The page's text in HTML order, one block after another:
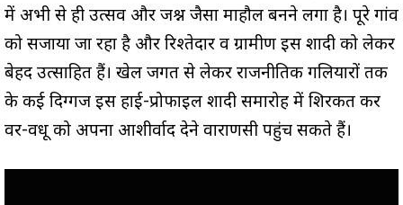
में अभी से ही उत्सव और जश्न जैसा माहौल बनने लगा है। पूरे गांव
को सजाया जा रहा है और रिश्तेदार व ग्रामीण इस शादी को लेकर
बेहद उत्साहित हैं। खेल जगत से लेकर राजनीतिक गलियारों तक
के कई दिग्गज इस हाई-प्रोफाइल शादी समारोह में शिरकत कर
वर-वधू को अपना आशीर्वाद देने वाराणसी पहुंच सकते हैं।